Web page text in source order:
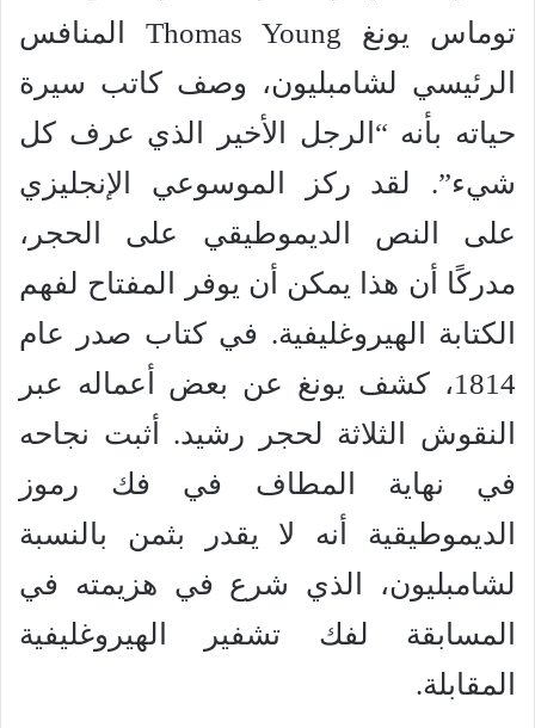
توماس يونغ Thomas Young المنافس
الرئيسي لشامبليون، وصف كاتب سيرة
حياته بأنه “الرجل الأخير الذي عرف كل
شيء”. لقد ركز الموسوعي الإنجليزي
على النص الديموطيقي على الحجر،
مدركًا أن هذا يمكن أن يوفر المفتاح لفهم
الكتابة الهيروغليفية. في كتاب صدر عام
1814، كشف يونغ عن بعض أعماله عبر
النقوش الثلاثة لحجر رشيد. أثبت نجاحه
في نهاية المطاف في فك رموز
الديموطيقية أنه لا يقدر بثمن بالنسبة
لشامبليون، الذي شرع في هزيمته في
المسابقة لفك تشفير الهيروغليفية
المقابلة.